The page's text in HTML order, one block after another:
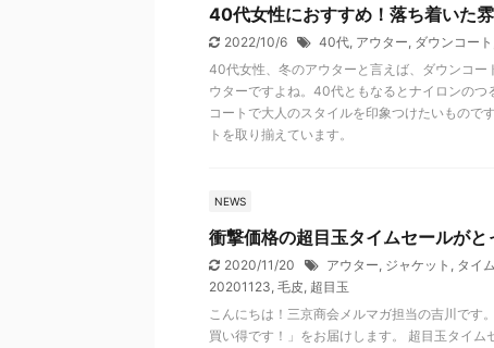
40代女性におすすめ！落ち着いた
2022/10/6 40代, アウター, ダウンコート
40代女性、冬のアウターと言えば、ダウンコ
ウターですよね。40代ともなるとナイロンの
コートで大人のスタイルを印象つけたいもので
トを取り揃えています。
NEWS
衝撃価格の超目玉タイムセールがと
2020/11/20 アウター, ジャケット , タイ
20201123, 毛皮, 超目玉
こんにちは！三京商会メルマガ担当の吉川です
買い得です！」をお届けします。 超目玉タイ